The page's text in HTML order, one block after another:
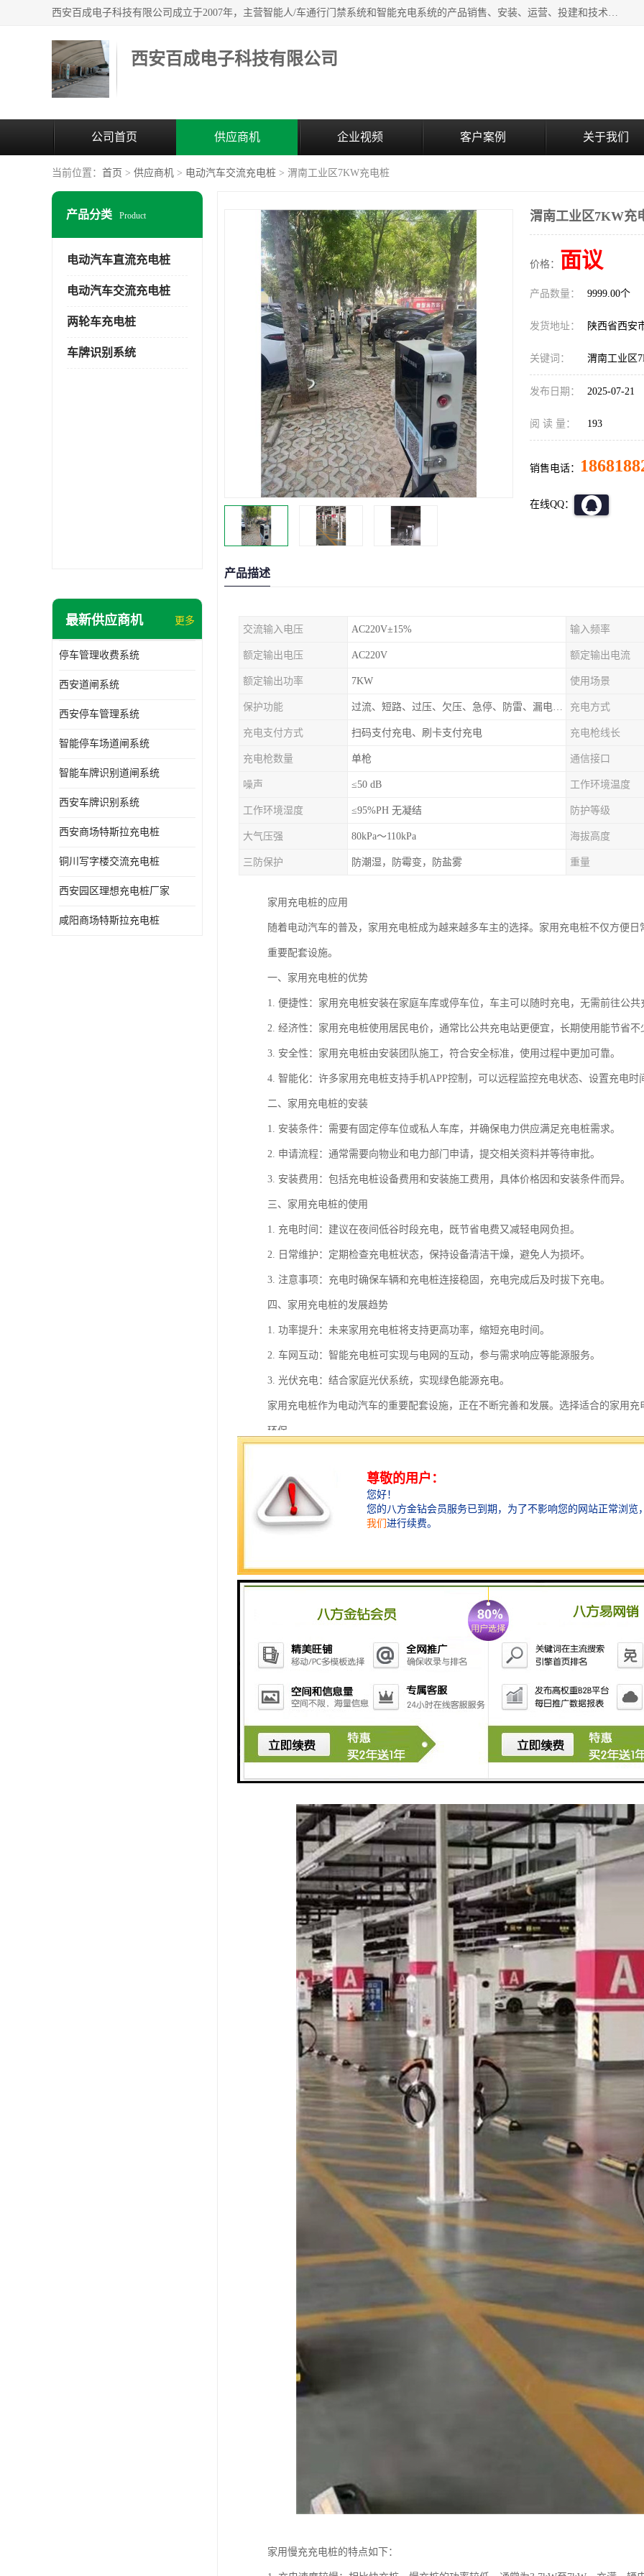
西安百成电子科技有限公司成立于2007年，主营智能人/车通行门禁系统和智能充电系统的产品销售、安装、运营、投建和技术服务为一体的高/新/技/术企业；主要产品有：智能停车场管理系统、车牌识别、汽车充电桩、两轮充电桩、道闸系统、门禁系统、人脸识别、通道闸、门禁管理系统、人行通道管理、车辆通行管理等。
西安百成电子科技有限公司
公司首页 供应商机 企业视频 客户案例 关于我们
当前位置： 首页 > 供应商机 > 电动汽车交流充电桩 > 渭南工业区7KW充电桩
产品分类 Product
电动汽车直流充电桩
电动汽车交流充电桩
两轮车充电桩
车牌识别系统
最新供应商机 更多
停车管理收费系统
西安道闸系统
西安停车管理系统
智能停车场道闸系统
智能车牌识别道闸系统
西安车牌识别系统
西安商场特斯拉充电桩
铜川写字楼交流充电桩
西安园区理想充电桩厂家
咸阳商场特斯拉充电桩
渭南工业区7KW充
价格： 面议
产品数量： 9999.00个
发货地址： 陕西省西安
关键词： 渭南工业区
发布日期： 2025-07-21
阅 读 量： 193
销售电话：
在线QQ：
产品描述
交流输入电压 AC220V±15% 输入频率
额定输出电压 AC220V 额定输出电流
额定输出功率 7KW 使用场景
保护功能 过流、短路、过压、欠压、急停、防雷、漏电保护 充电方式
充电支付方式 扫码支付充电、刷卡支付充电 充电枪线长
充电枪数量 单枪 通信接口
噪声 ≤50 dB 工作环境温度
工作环境湿度 ≤95%PH 无凝结 防护等级
大气压强 80kPa～110kPa 海拔高度
三防保护 防潮湿，防霉变，防盐雾 重量
家用充电桩的应用
随着电动汽车的普及，家用充电桩成为越来越多车主的选择。家用充电桩不仅方便
重要配套设施。
一、家用充电桩的优势
1. 便捷性：家用充电桩安装在家庭车库或停车位，车主可以随时充电，无需前往公共
2. 经济性：家用充电桩使用居民电价，通常比公共充电站更便宜，长期使用能节省不
3. 安全性：家用充电桩由安装团队施工，符合安全标准，使用过程中更加可靠。
4. 智能化：许多家用充电桩支持手机APP控制，可以远程监控充电状态、设置充电时
二、家用充电桩的安装
1. 安装条件：需要有固定停车位或私人车库，并确保电力供应满足充电桩需求。
2. 申请流程：通常需要向物业和电力部门申请，提交相关资料并等待审批。
3. 安装费用：包括充电桩设备费用和安装施工费用，具体价格因和安装条件而异。
三、家用充电桩的使用
1. 充电时间：建议在夜间低谷时段充电，既节省电费又减轻电网负担。
2. 日常维护：定期检查充电桩状态，保持设备清洁干燥，避免人为损坏。
3. 注意事项：充电时确保车辆和充电桩连接稳固，充电完成后及时拔下充电。
四、家用充电桩的发展趋势
1. 功率提升：未来家用充电桩将支持更高功率，缩短充电时间。
2. 车网互动：智能充电桩可实现与电网的互动，参与需求响应等能源服务。
3. 光伏充电：结合家庭光伏系统，实现绿色能源充电。
家用充电桩作为电动汽车的重要配套设施，正在不断完善和发展。选择适合的家用充
环保。
1. 安装便捷：家用充电桩通常设计为壁挂式或立柱式，适合在家庭车库或停车位安装
2. 充电安全：配备过流保护、过压保护、漏电保护等多重安全措施，确保充电过程安
3. 充电速度适中：相比公共快充桩，家用充电桩功率较低（常见为7kW或11kW），
5. 智能化管理：多数支持手机APP远程控制，可预约充电时间、查看充电状态、统计
6. 兼容性强：符合国际或标准，适配多数电动车型，部分型号支持多种充电接口。
7. 节省时间：免除前往公共充电站的时间，回家即充，次日满电出发。
8. 环境适应性强：具备防尘防水功能（通常IP54以上等级），适应户外安装需求。
9. 长期经济性：虽然前期有购置安装成本，但长期使用比公共充电更经济。
10. 专属使用：避免公共充电桩排队问题，随时可用。
11. 美观设计：外观简洁，体积小巧，不影响住宅美观。
12. 低噪音运行：工作时噪音小，不影响家庭生活。
13. 可扩展性：部分型号支持太阳能系统接入或与家庭能源管理系统联动。
家用慢充充电桩的特点如下：